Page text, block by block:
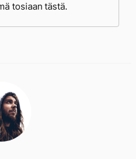
tosiaan tästä.